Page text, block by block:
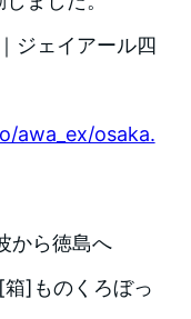
ジェイアール四
awa_ex/osaka.
から徳島へ
]ものくろぼっ